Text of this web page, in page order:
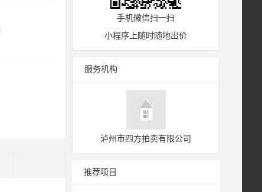
手机微信扫一扫
小程序上随时随地出价
服务机构
泸州市四方拍卖有限公司
推荐项目